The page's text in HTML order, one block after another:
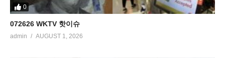
0
072626 WKTV 핫이슈
admin AUGUST 1, 2026